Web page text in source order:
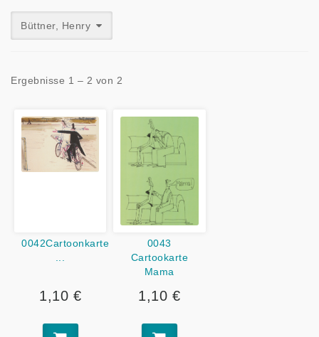
Büttner, Henry
Ergebnisse 1 – 2 von 2
0042Cartoonkarte
1,10 €
0043
Cartookarte
Mama
1,10 €